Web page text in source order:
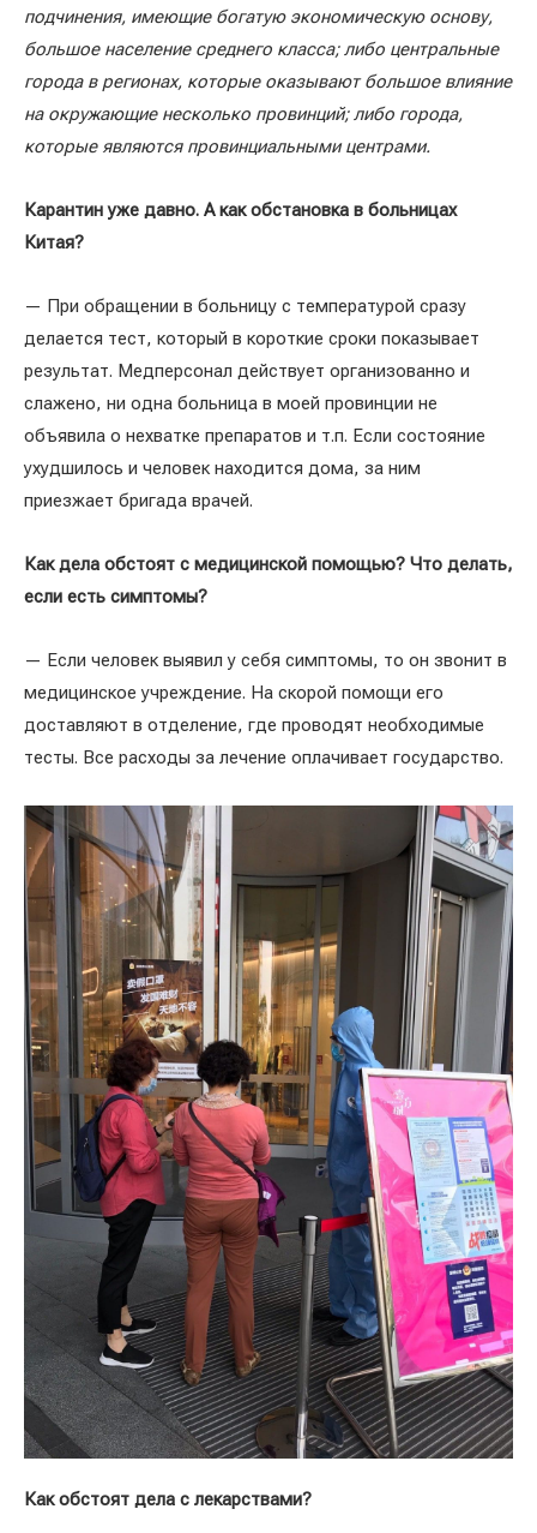
подчинения, имеющие богатую экономическую основу,
большое население среднего класса; либо центральные
города в регионах, которые оказывают большое влияние
на окружающие несколько провинций; либо города,
которые являются провинциальными центрами.
Карантин уже давно. А как обстановка в больницах
Китая?
— При обращении в больницу с температурой сразу
делается тест, который в короткие сроки показывает
результат. Медперсонал действует организованно и
слажено, ни одна больница в моей провинции не
объявила о нехватке препаратов и т.п. Если состояние
ухудшилось и человек находится дома, за ним
приезжает бригада врачей.
Как дела обстоят с медицинской помощью? Что делать,
если есть симптомы?
— Если человек выявил у себя симптомы, то он звонит в
медицинское учреждение. На скорой помощи его
доставляют в отделение, где проводят необходимые
тесты. Все расходы за лечение оплачивает государство.
Как обстоят дела с лекарствами?